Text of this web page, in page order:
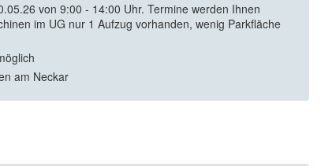
von 9:00 - 14:00 Uhr. Termine werden Ihnen
im UG nur 1 Aufzug vorhanden, wenig Parkfläche
am Neckar